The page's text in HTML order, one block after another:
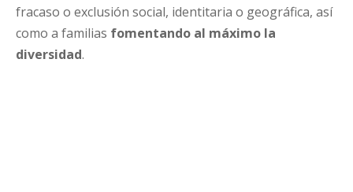
fracaso o exclusión social, identitaria o geográfica, así
como a familias fomentando al máximo la
diversidad.